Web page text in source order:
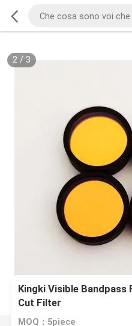
2/ 3
Kingki Visible
Cut Filter
MOQ：5piece